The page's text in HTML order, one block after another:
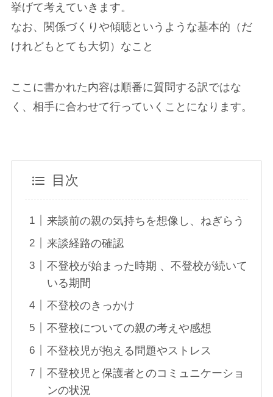
挙げて考えていきます。
なお、関係づくりや傾聴というような基本的（だ
けれどもとても大切）なこと
ここに書かれた内容は順番に質問する訳ではな
く、相手に合わせて行っていくことになります。
目次
来談前の親の気持ちを想像し、ねぎらう
来談経路の確認
不登校が始まった時期 、不登校が続いて
いる期間
不登校のきっかけ
不登校についての親の考えや感想
不登校児が抱える問題やストレス
不登校児と保護者とのコミュニケーショ
ンの状況